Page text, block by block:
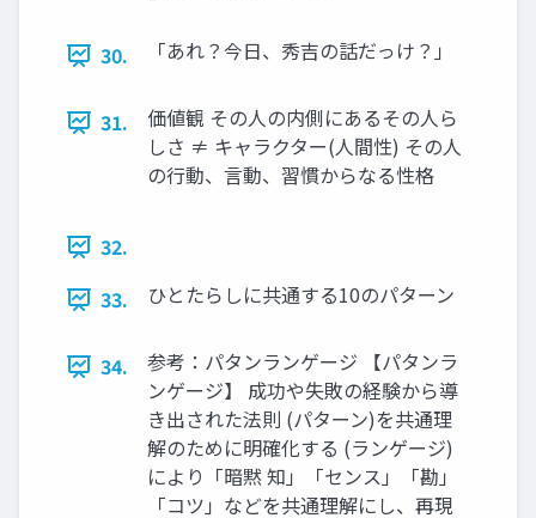
30. 「あれ？今日、秀吉の話だっけ？」
31.
価値観 その人の内側にあるその人ら
しさ ≠ キャラクター(人間性) その人
の行動、言動、習慣からなる性格
32.
33.
ひとたらしに共通する10のパターン
34.
参考：パタンランゲージ 【パタンラ
ンゲージ】 成功や失敗の経験から導
き出された法則 (パターン)を共通理
解のために明確化する (ランゲージ)
により「暗黙 知」「センス」「勘」
「コツ」などを共通理解にし、再現